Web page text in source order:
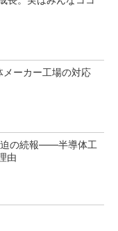
ーカー工場の対応
迫の続報――半導体工
由